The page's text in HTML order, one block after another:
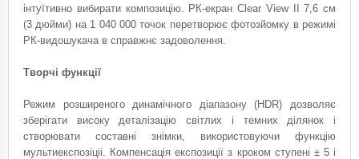
інтуїтивно вибирати композицію. РК-екран Clear View II 7,6 см
(3 дюйми) на 1 040 000 точок перетворює фотозйомку в режимі
РК-видошукача в справжнє задоволення.
Творчі функції
Режим розширеного динамічного діапазону (HDR) дозволяє
зберігати високу деталізацію світлих і темних ділянок і
створювати составні знімки, використовуючи функцію
мультиекспозіціі. Компенсація експозиції з кроком ступені ± 5 і